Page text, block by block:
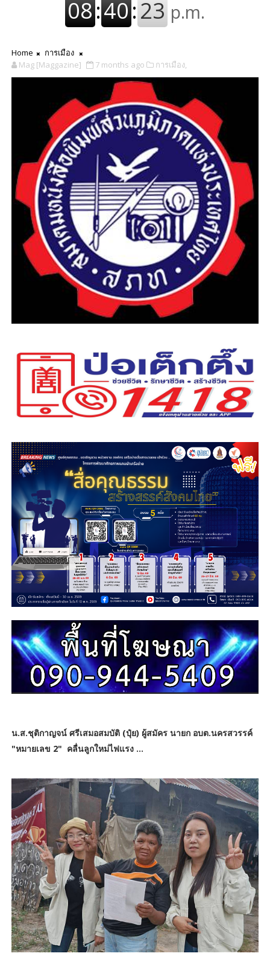
Home
การเมือง
Mag [Maggazine]
7 months ago การเมือง,
น.ส.ชุติกาญจน์ ศรีเสมอสมบัติ (ปุ๋ย) ผู้สมัคร นายก อบต.นครสวรรค์
"หมายเลข 2" คลื่นลูกใหม่ไฟแรง ...